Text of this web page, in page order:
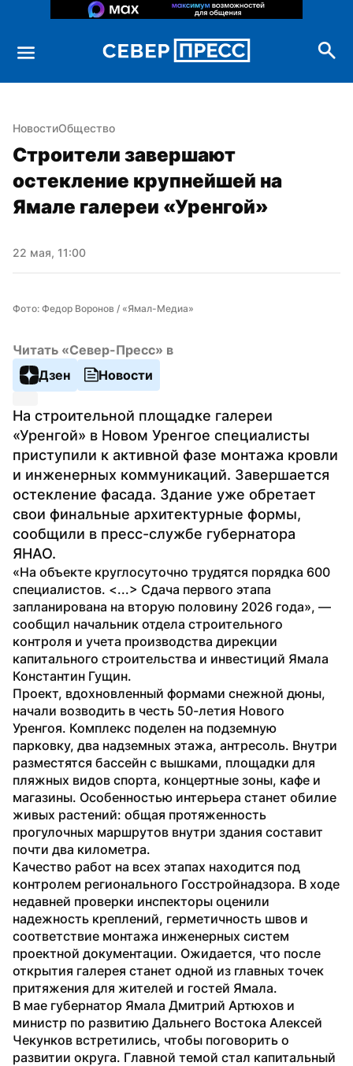
НовостиОбщество
Строители завершают
остекление крупнейшей на
Ямале галереи «Уренгой»
22 мая, 11:00
Фото: Федор Воронов / «Ямал-Медиа»
Читать «Север-Пресс» в
Дзен
Новости
На строительной площадке галереи
«Уренгой» в Новом Уренгое специалисты
приступили к активной фазе монтажа кровли
и инженерных коммуникаций. Завершается
остекление фасада. Здание уже обретает
свои финальные архитектурные формы,
сообщили в пресс-службе губернатора
ЯНАО.
«На объекте круглосуточно трудятся порядка 600
специалистов. <...> Сдача первого этапа
запланирована на вторую половину 2026 года», —
сообщил начальник отдела строительного
контроля и учета производства дирекции
капитального строительства и инвестиций Ямала
Константин Гущин.
Проект, вдохновленный формами снежной дюны,
начали возводить в честь 50-летия Нового
Уренгоя. Комплекс поделен на подземную
парковку, два надземных этажа, антресоль. Внутри
разместятся бассейн с вышками, площадки для
пляжных видов спорта, концертные зоны, кафе и
магазины. Особенностью интерьера станет обилие
живых растений: общая протяженность
прогулочных маршрутов внутри здания составит
почти два километра.
Качество работ на всех этапах находится под
контролем регионального Госстройнадзора. В ходе
недавней проверки инспекторы оценили
надежность креплений, герметичность швов и
соответствие монтажа инженерных систем
проектной документации. Ожидается, что после
открытия галерея станет одной из главных точек
притяжения для жителей и гостей Ямала.
В мае губернатор Ямала Дмитрий Артюхов и
министр по развитию Дальнего Востока Алексей
Чекунков встретились, чтобы поговорить о
развитии округа. Главной темой стал капитальный